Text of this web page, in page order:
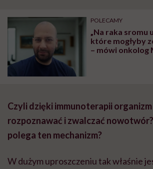
POLECAMY
„Na raka sromu
które mogłyby
– mówi onkolog
Czyli dzięki immunoterapii
rozpoznawać i zwalczać
polega ten mechanizm?
W dużym uproszczeniu tak właśnie